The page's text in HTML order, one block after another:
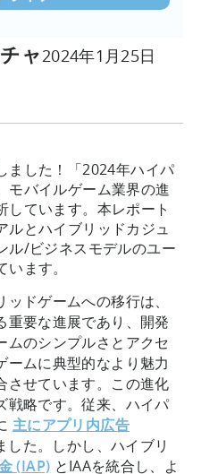
ャ2024年1月25日
ました！「2024年ハイパ
モバイルゲーム業界の進
ています。本レポート
ルとハイブリッドカジュ
ル/ビジネスモデルのユー
ます。
ドゲームへの移行は、
重要な進展であり、開発
ムのシンプルさとアクセ
ームに典型的なより魅力
させています。この進化
戦略です。従来、ハイパ
主にアプリ内広告
した。しかし、ハイブリ
(IAP) とIAAを統合し、よ